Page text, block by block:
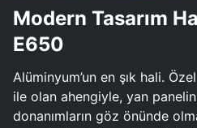
Modern Tasarım
E650
Alüminyum’un en şık hali.
ile olan ahengiyle, yan
donanımların göz önünde